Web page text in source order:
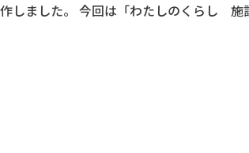
しました。 今回は「わたしのくらし